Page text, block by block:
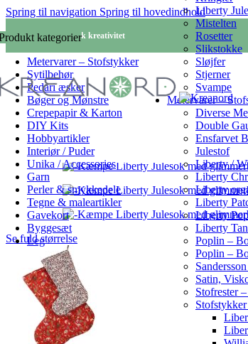
Spring til navigation Spring til hovedindhold
- Nordisk kreativitet
kategorier
Metervarer – Stofstykker
Sytilbehør
Pedari æsker
Bøger og Mønstre
Crepepapir & Karton
DIY Kits
Hobbyartikler
Interiør / Puder
Unika / Accessories
Garn
Perler & smykkedele
Tegne & maleartikler
Gavekort
Byggesæt
Leg
Liberty
Mistelten
Rosetter
Slikstokke
Sløjfer
Stjerner
Svampe
Metervarer –
Diverse
Double
Ensfarvet
Julestof
Liberty /
Liberty
Liberty
Liberty
Liberty
Liberty
Poplin –
Poplin –
Satin,
Stofrester
Se fuld størrelse